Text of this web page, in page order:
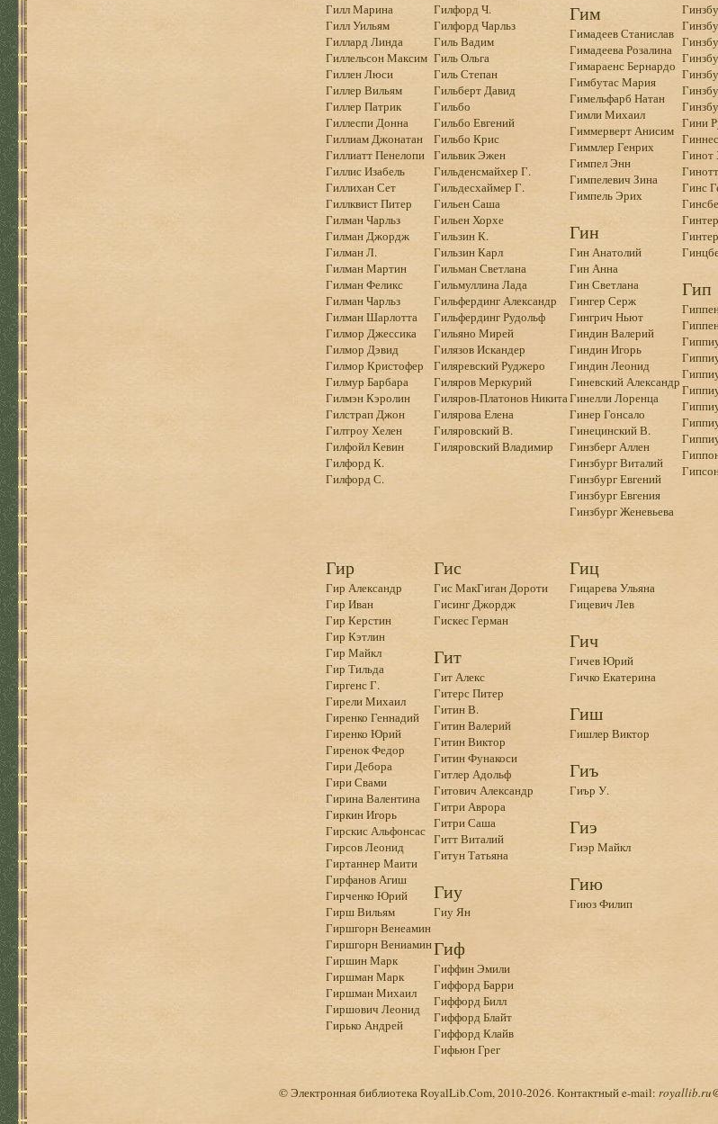
Гилл Марина
Гилл Уильям
Гиллард Линда
Гиллельсон Максим
Гиллен Люси
Гиллер Вильям
Гиллер Патрик
Гиллеспи Донна
Гиллиам Джонатан
Гиллиатт Пенелопи
Гиллис Изабель
Гиллихан Сет
Гиллквист Питер
Гилман Чарльз
Гилман Джордж
Гилман Л.
Гилман Мартин
Гилман Феликс
Гилман Чарльз
Гилман Шарлотта
Гилмор Джессика
Гилмор Дэвид
Гилмор Кристофер
Гилмур Барбара
Гилмэн Кэролин
Гилстрап Джон
Гилтроу Хелен
Гилфойл Кевин
Гилфорд К.
Гилфорд С.
Гилфорд Ч.
Гилфорд Чарльз
Гиль Вадим
Гиль Ольга
Гиль Степан
Гильберт Давид
Гильбо
Гильбо Евгений
Гильбо Крис
Гильвик Эжен
Гильденсмайхер Г.
Гильдесхаймер Г.
Гильен Саша
Гильен Хорхе
Гильзин К.
Гильзин Карл
Гильман Светлана
Гильмуллина Лада
Гильфердинг Александр
Гильфердинг Рудольф
Гильяно Мирей
Гилязов Искандер
Гиляревский Руджеро
Гиляров Меркурий
Гиляров-Платонов Никита
Гилярова Елена
Гиляровский В.
Гиляровский Владимир
Гим
Гимадеев Станислав
Гимадеева Розалина
Гимараенс Бернардо
Гимбутас Мария
Гимельфарб Натан
Гимли Михаил
Гиммерверт Анисим
Гиммлер Генрих
Гимпел Энн
Гимпелевич Зина
Гимпель Эрих
Гин
Гин Анатолий
Гин Анна
Гин Светлана
Гингер Серж
Гингрич Ньют
Гиндин Валерий
Гиндин Игорь
Гиндин Леонид
Гиневский Александр
Гинелли Лоренца
Гинер Гонсало
Гинецинский В.
Гинзберг Аллен
Гинзбург Виталий
Гинзбург Евгений
Гинзбург Евгения
Гинзбург Женевьева
Гини
Гинот
Гинс
Гип
Гир
Гир Александр
Гир Иван
Гир Керстин
Гир Кэтлин
Гир Майкл
Гир Тильда
Гиргенс Г.
Гирели Михаил
Гиренко Геннадий
Гиренко Юрий
Гиренок Федор
Гири Дебора
Гири Свами
Гирина Валентина
Гиркин Игорь
Гирскис Альфонсас
Гирсов Леонид
Гиртаннер Маити
Гирфанов Агиш
Гирченко Юрий
Гирш Вильям
Гиршгорн Венеамин
Гиршгорн Вениамин
Гиршин Марк
Гиршман Марк
Гиршман Михаил
Гиршович Леонид
Гирько Андрей
Гис
Гис МакГиган Дороти
Гисинг Джордж
Гискес Герман
Гит
Гит Алекс
Гитерс Питер
Гитин В.
Гитин Валерий
Гитин Виктор
Гитин Фунакоси
Гитлер Адольф
Гитович Александр
Гитри Аврора
Гитри Саша
Гитт Виталий
Гитун Татьяна
Гиу
Гиу Ян
Гиф
Гиффин Эмили
Гиффорд Барри
Гиффорд Билл
Гиффорд Блайт
Гиффорд Клайв
Гифьюн Грег
Гиц
Гицарева Ульяна
Гицевич Лев
Гич
Гичев Юрий
Гичко Екатерина
Гиш
Гишлер Виктор
Гиъ
Гиър У.
Гиэ
Гиэр Майкл
Гию
Гиюз Филип
© Электронная библиотека RoyalLib.Com, 2010-2026. Контактный e-mail: